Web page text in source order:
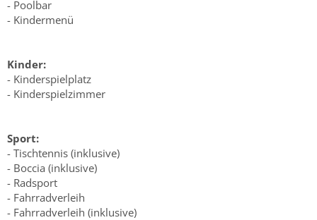
- Poolbar
- Kindermenü
Kinder:
- Kinderspielplatz
- Kinderspielzimmer
Sport:
- Tischtennis (inklusive)
- Boccia (inklusive)
- Radsport
- Fahrradverleih
- Fahrradverleih (inklusive)